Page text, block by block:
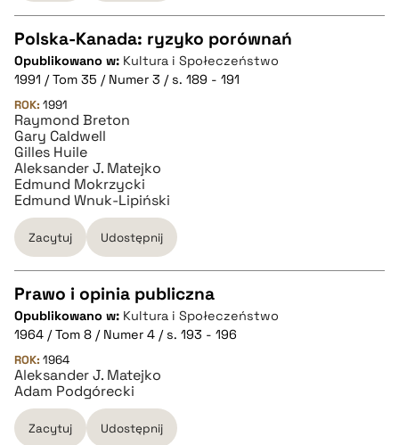
pobierz cytat
CZYSTY TEKST
pobierz cytat
BIBTEX
pobierz cytat
Polska-Kanada: ryzyko porównań
Opublikowano w: Kultura i Społeczeństwo
1991 / Tom 35 / Numer 3 / s. 189 - 191
ROK: 1991
Raymond Breton
Gary Caldwell
Gilles Huile
Aleksander J. Matejko
Edmund Mokrzycki
Edmund Wnuk-Lipiński
Zacytuj Udostępnij
CZYSTY TEKST
pobierz cytat
BIBTEX
Prawo i opinia publiczna
Opublikowano w: Kultura i Społeczeństwo
1964 / Tom 8 / Numer 4 / s. 193 - 196
ROK: 1964
Aleksander J. Matejko
Adam Podgórecki
Zacytuj Udostępnij